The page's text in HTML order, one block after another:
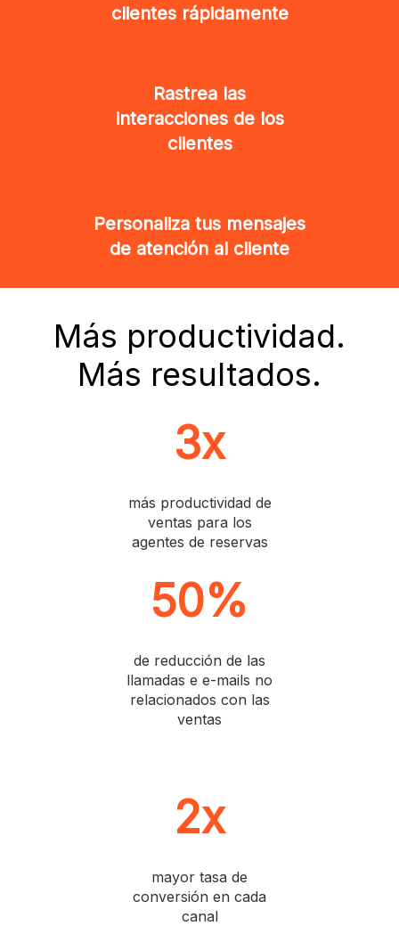
clientes rápidamente
Rastrea las
interacciones de los
clientes
Personaliza tus mensajes
de atención al cliente
Más productividad.
Más resultados.
3x
más productividad de
ventas para los
agentes de reservas
50%
de reducción de las
llamadas e e-mails no
relacionados con las
ventas
2x
mayor tasa de
conversión en cada
canal